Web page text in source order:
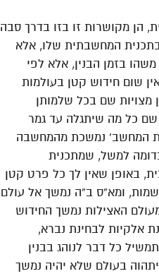
הן מקושרות זו בזו בדרך סבה
המחשבתית שלו, אלא
בזמן הבנין, אלא לפי
שום חידוש קטן בעולמות
מצויות שם בכל שלמותן
שם כל מה שיתגלה עד גמר
המחשב’ נמשכת מהמחשבה
למשל, שמתכנית
באופן שאין לך כל פרט קטן
ומא”ס ב”ה נמשך אל עולם
האצילות נמשך החידוש
אלקיות לבחינת נברא,
כל דבר לנוהג בבנין
בעולם שלא יהיה נמשך